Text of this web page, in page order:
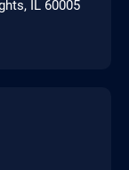
IL 60005